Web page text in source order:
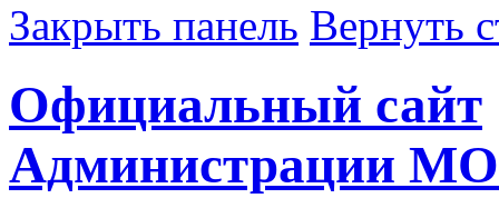
Закрыть панель Вернуть
Официальный сайт
Администрации